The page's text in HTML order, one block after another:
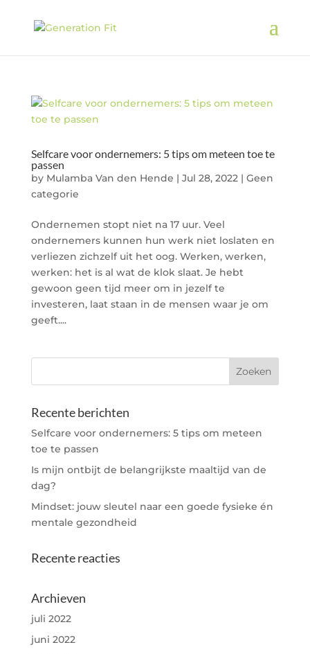
Selfcare voor ondernemers: 5 tips om meteen toe te
passen
by Mulamba Van den Hende | Jul 28, 2022| Geen
categorie
Ondernemen stopt niet na 17 uur. Veel
ondernemers kunnen hun werk niet loslaten en
verliezen zichzelf uit het oog. Werken, werken,
werken: het is al wat de klok slaat. Je hebt
gewoon geen tijd meer om in jezelf te
investeren, laat staan in de mensen waar je om
geeft....
Recente berichten
Selfcare voor ondernemers: 5 tips om meteen
toe te passen
Is mijn ontbijt de belangrijkste maaltijd van de
dag?
Mindset: jouw sleutel naar een goede fysieke én
mentale gezondheid
Recente reacties
Archieven
juli 2022
juni 2022